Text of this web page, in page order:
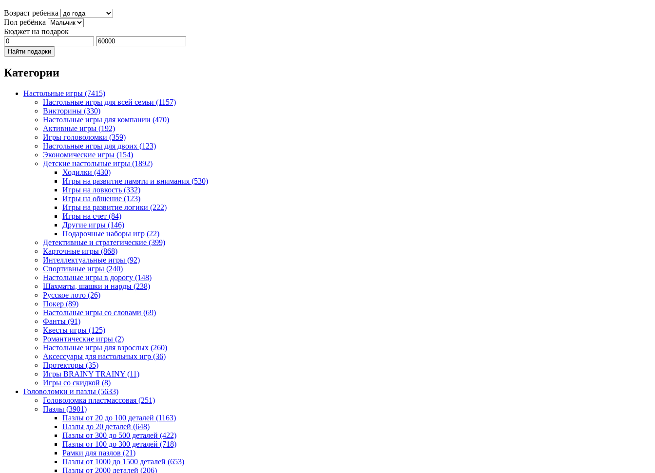
Возраст ребенка
Пол ребёнка
Бюджет на подарок
Найти подарки
Категории
Настольные игры (7415)
Настольные игры для всей семьи (1157)
Викторины (330)
Настольные игры для компании (470)
Активные игры (192)
Игры головоломки (359)
Настольные игры для двоих (123)
Экономические игры (154)
Детские настольные игры (1892)
Ходилки (430)
Игры на развитие памяти и внимания (530)
Игры на ловкость (332)
Игры на общение (123)
Игры на развитие логики (222)
Игры на счет (84)
Другие игры (146)
Подарочные наборы игр (22)
Детективные и стратегические (399)
Карточные игры (868)
Интеллектуальные игры (92)
Спортивные игры (240)
Настольные игры в дорогу (148)
Шахматы, шашки и нарды (238)
Русское лото (26)
Покер (89)
Настольные игры со словами (69)
Фанты (91)
Квесты игры (125)
Романтические игры (2)
Настольные игры для взрослых (260)
Аксессуары для настольных игр (36)
Протекторы (35)
Игры BRAINY TRAINY (11)
Игры со скидкой (8)
Головоломки и пазлы (5633)
Головоломка пластмассовая (251)
Пазлы (3901)
Пазлы от 20 до 100 деталей (1163)
Пазлы до 20 деталей (648)
Пазлы от 300 до 500 деталей (422)
Пазлы от 100 до 300 деталей (718)
Рамки для пазлов (21)
Пазлы от 1000 до 1500 деталей (653)
Пазлы от 2000 деталей (206)